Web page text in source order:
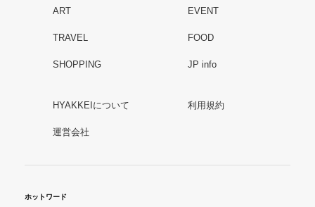
ART EVENT
TRAVEL FOOD
SHOPPING JP info
HYAKKEIについて 利用規約
運営会社
ホットワード